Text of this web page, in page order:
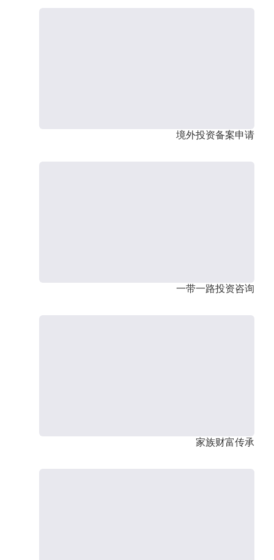
境外投资备案申请
一带一路投资咨询
家族财富传承